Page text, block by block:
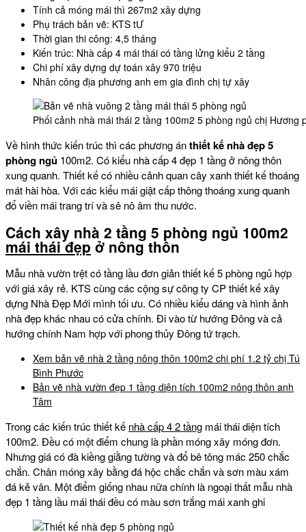
Tính cả móng mái thì 267m2 xây dựng
Phụ trách bản vẽ: KTS tƯ
Thời gian thi công: 4,5 tháng
Kiến trúc: Nhà cấp 4 mái thái có tầng lửng kiểu 2 tầng
Chi phí xây dựng dự toán xây 970 triệu
Nhân công địa phương anh em gia đình chị tự xây
Phối cảnh nhà mái thái 2 tầng 100m2 5 phòng ngủ chị Hương
Về hình thức kiến trúc thì các phương ánthiết kế nhà đẹp 5
phòng ngủ 100m2. Có kiểu nhà cấp 4 đẹp 1 tầng ở nông thôn
xung quanh. Thiết kế có nhiều cảnh quan cây xanh thiết kế thoáng
mát hài hòa. Với các kiểu mái giật cấp thông thoáng xung quanh
đổ viền mái trang trí và sê nô âm thu nước.
Cách xây nhà 2 tầng 5 phòng ngủ 100m2
mái thái đẹp ở nông thôn
Mẫu nhà vườn trệt có tầng lầu đơn giản thiết kế 5 phòng ngủ hợp
với giá xây rẻ. KTS cùng các cộng sự công ty CP thiết kế xây
dựng Nhà Đẹp Mới mình tối ưu. Có nhiều kiểu dáng và hình ảnh
nhà đẹp khác nhau có cửa chính. Đi vào từ hướng Đông và cả
hướng chính Nam hợp với phong thủy Đông tứ trạch.
Xem bản vẽ nhà 2 tầng nông thôn 100m2 chi phí 1.2 tỷ chị Tú
Bình Phước
Bản vẽ nhà vườn đẹp 1 tầng diện tích 100m2 nông thôn anh
Tâm
Trong các kiến trúc thiết kế nhà cấp 4 2 tầng mái thái diện tích
100m2. Đều có một điểm chung là phần móng xây móng đơn.
Nhưng giá có đà kiềng giằng tường và đổ bê tông mác 250 chắc
chắn. Chân móng xây bằng đá hộc chắc chắn và sơn màu xám
đá kẻ vân. Một điểm giống nhau nữa chính là ngoại thất mẫu nhà
đẹp 1 tầng lầu mái thái đều có màu sơn trắng mái xanh ghi